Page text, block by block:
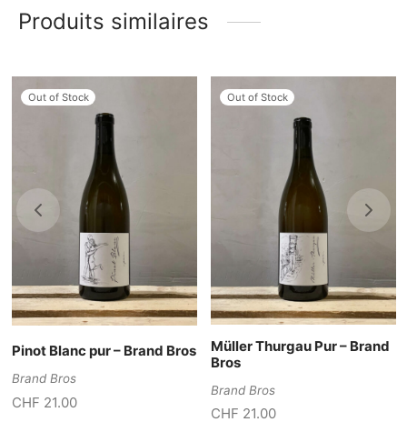
Produits similaires
Out of Stock
Pinot Blanc pur – Brand Bros
Brand Bros
CHF 21.00
Out of Stock
Müller Thurgau Pur – Brand
Bros
Brand Bros
CHF 21.00